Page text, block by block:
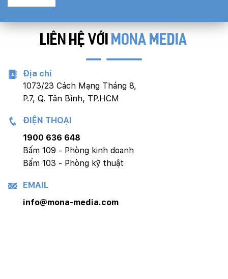
LIÊN HỆ VỚI MONA MEDIA
Địa chỉ
1073/23 Cách Mạng Tháng 8,
P.7, Q. Tân Bình, TP.HCM
ĐIỆN THOẠI
1900 636 648
Bấm 109 - Phòng kinh doanh
Bấm 103 - Phòng kỹ thuật
EMAIL
info@mona-media.com